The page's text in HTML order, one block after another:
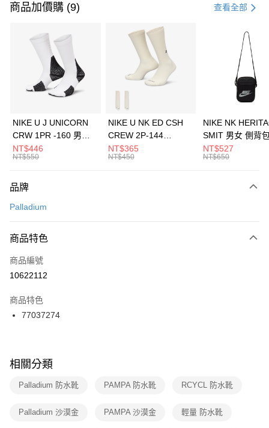
信用卡一次付款
3 期 0 利率 每期 21家銀行
合作金庫商業銀行
第一商業銀行
華南商業銀行
彰化商業銀行
上海商業儲蓄銀行
元大商業銀行
台灣樂天信用卡公司
Apple Pay
全盈+PAY
AFTEE先享後付
【關於「AFTEE先享後付」】
便利好安心！
３．安心：先確認商品／服務後，再付款。
【「AFTEE先享後付」結帳流程】
１．於結帳方式選擇「AFTEE先享後付」後，將跳轉至「AFTEE先享後付」
２．訂單成立數日內，您將收到繳費通知簡訊。
３．收到繳費通知簡訊後14天內，點擊此簡訊中的連結，可透過四大超商／
ATM／網路銀行／等多元方式進行付款，方視為交易完成。
※ 交易是否成功請以「AFTEE先享後付 」之結帳頁面顯示為準，若有關於
是否繳費成功／繳費後需取消欲退款等相關疑問，請聯繫「AFTEE先享後付
客戶支援中心」https://netprotections.freshdesk.com/support/home
１．透過由恩沛科技股份有限公司提供之「AFTEE先享後付」服務完成之交
運送方式
每筆NT$100，滿NT$1,500(含以上)免運費
宅配
每筆NT$100，滿NT$1,500(含以上)免運費
付款後門市自取
每筆NT$100，滿NT$1,500(含以上)免運費
商品加價購 (9) 查看全部
NIKE U J UNICORN
CRW 1PR -160 男女
中統襪 FZ3393100
NT$446
NT$550
NIKE U NK ED CSH
CREW 2P-144
EMBRDY 男女 短統襪
FZ3073133
NT$365
NT$450
NIKE NK
SMIT 男女 側背
BA5871010
NT$527
NT$650
品牌
Palladium
商品特色
商品編號
10622112
商品特色
77037274
相關分類
Palladium 防水靴 PAMPA 防水靴 RCYCL 防水靴
Palladium 沙漠金 PAMPA 沙漠金 輕量 防水靴